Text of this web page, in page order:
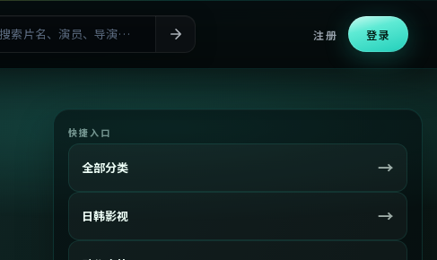
注册 登录
快捷入口
全部分类 →
日韩影视 →